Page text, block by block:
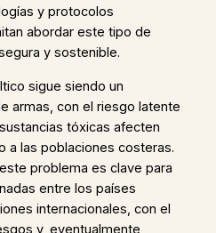
y protocolos
abordar este tipo de
y sostenible.
sigue siendo un
armas, con el riesgo latente
tóxicas afecten
a las poblaciones costeras.
problema es clave para
entre los países
internacionales, con el
y, eventualmente,